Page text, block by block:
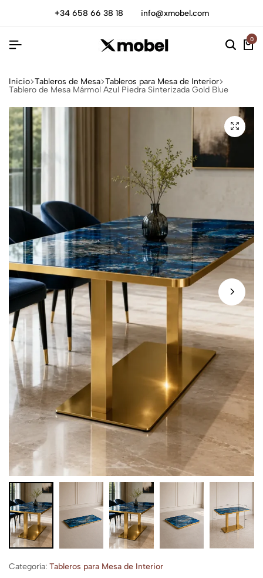
+34 658 66 38 18 info@xmobel.com
0
Inicio Tableros de Mesa Tableros para Mesa de Interior
Tablero de Mesa Mármol Azul Piedra Sinterizada Gold Blue
Categoría: Tableros para Mesa de Interior